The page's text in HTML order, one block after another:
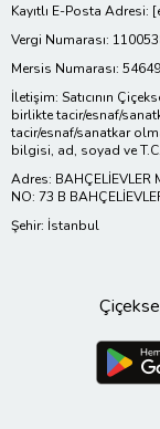
Kayıtlı E-Posta Adresi:
Vergi Numarası:
Mersis Numarası:
İletişim: Satıcının
birlikte tacir/esnaf/
tacir/esnaf/sanatkar
bilgisi, ad, soyad ve
Adres: BAHÇELİEVLER
NO: 73 B
Şehir: İstanbul